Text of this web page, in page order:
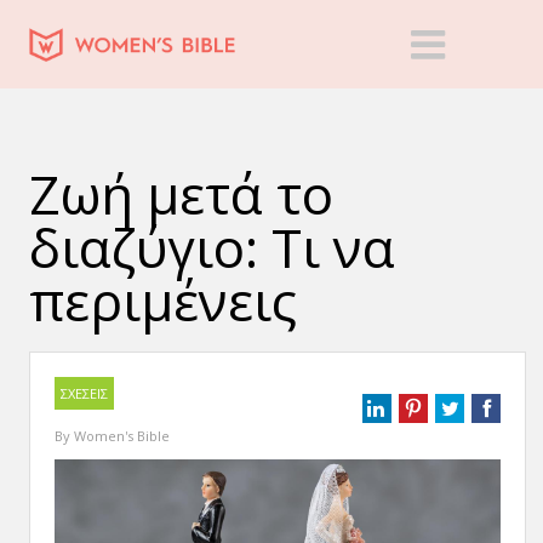
Ζωή μετά το
διαζύγιο: Tι να
περιμένεις
ΣΧΕΣΕΙΣ
By Women's Bible